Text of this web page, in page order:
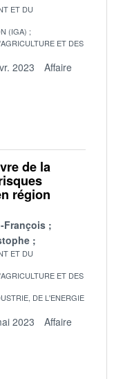
ET DU
(IGA)
ET DES
2023
Affaire
de la
région
François
ET DU
ET DES
DE L'ENERGIE
2023
Affaire